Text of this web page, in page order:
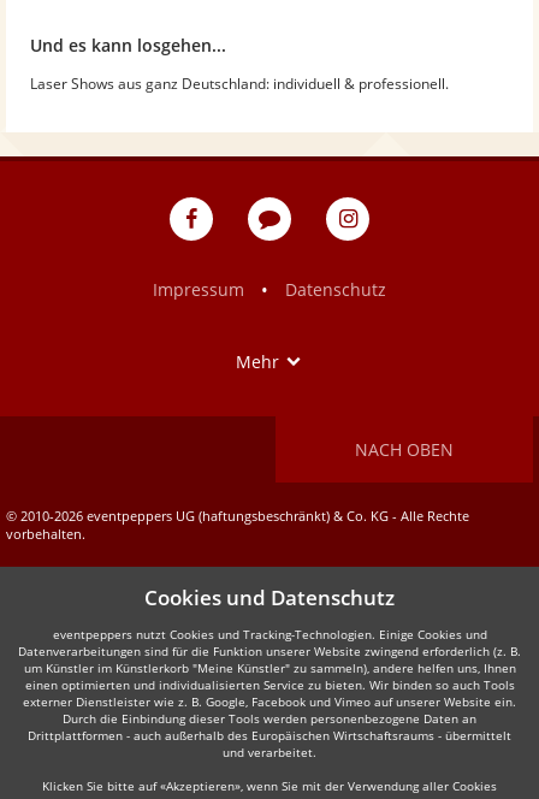
Und es kann losgehen...
Laser Shows aus ganz Deutschland: individuell & professionell.
eventpeppers
Blog
eventpeppers
Impressum
• Datenschutz
Mehr
NACH OBEN
© 2010-2026 eventpeppers UG (haftungsbeschränkt) & Co. KG - Alle Rechte
vorbehalten.
Cookies und Datenschutz
eventpeppers nutzt Cookies und Tracking-Technologien. Einige Cookies und
Datenverarbeitungen sind für die Funktion unserer Website zwingend erforderlich (z. B.
um Künstler im Künstlerkorb "Meine Künstler" zu sammeln), andere helfen uns, Ihnen
einen optimierten und individualisierten Service zu bieten. Wir binden so auch Tools
externer Dienstleister wie z. B. Google, Facebook und Vimeo auf unserer Website ein.
Durch die Einbindung dieser Tools werden personenbezogene Daten an
Drittplattformen - auch außerhalb des Europäischen Wirtschaftsraums - übermittelt
und verarbeitet.
Klicken Sie bitte auf «Akzeptieren», wenn Sie mit der Verwendung aller Cookies